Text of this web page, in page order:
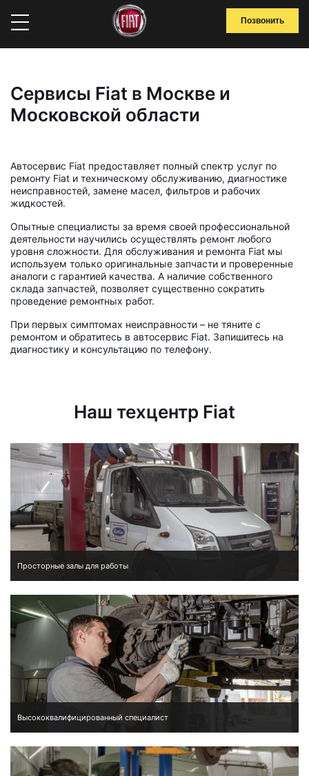
Позвонить
Сервисы Fiat в Москве и
Московской области
Автосервис Fiat предоставляет полный спектр услуг по
ремонту Fiat и техническому обслуживанию, диагностике
неисправностей, замене масел, фильтров и рабочих
жидкостей.
Опытные специалисты за время своей профессиональной
деятельности научились осуществлять ремонт любого
уровня сложности. Для обслуживания и ремонта Fiat мы
используем только оригинальные запчасти и проверенные
аналоги с гарантией качества. А наличие собственного
склада запчастей, позволяет существенно сократить
проведение ремонтных работ.
При первых симптомах неисправности – не тяните с
ремонтом и обратитесь в автосервис Fiat. Запишитесь на
диагностику и консультацию по телефону.
Наш техцентр Fiat
Просторные залы для работы
Высококвалифицированный специалист